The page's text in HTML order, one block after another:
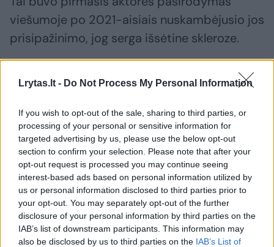
Lrytas.lt - Do Not Process My Personal Information
If you wish to opt-out of the sale, sharing to third parties, or
processing of your personal or sensitive information for
targeted advertising by us, please use the below opt-out
section to confirm your selection. Please note that after your
opt-out request is processed you may continue seeing
interest-based ads based on personal information utilized by
us or personal information disclosed to third parties prior to
your opt-out. You may separately opt-out of the further
disclosure of your personal information by third parties on the
IAB’s list of downstream participants. This information may
also be disclosed by us to third parties on the IAB’s List of
viešumoje po 2021-aisiais nuskambėjusio jos
prisipažinimo, jog serga išsėtine skleroze.
Apie ligą ji pranešė „Twitter“ paskyroje.
„Sveiki, draugai. Prieš keletą mėnesių man
buvo diagnozuota išsėtinė sklerozė. Tai buvo
keista kelionė, bet mane labai palaikė
žmonės, kurie taip pat serga šia liga. Buvo
sunkus kelias. Bet, kaip visi žinome, kelias
veda į priekį. Nebent keli kvailiai jį užblokuoja“,
– tada skelbė ji.